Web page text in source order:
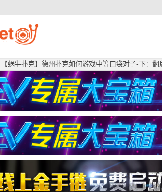
【蜗牛扑克】德州扑克如何游戏中等口袋对子-下：翻